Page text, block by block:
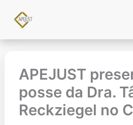
para
conteúdo
APEJUST
posse da Dra.
Reckziegel no